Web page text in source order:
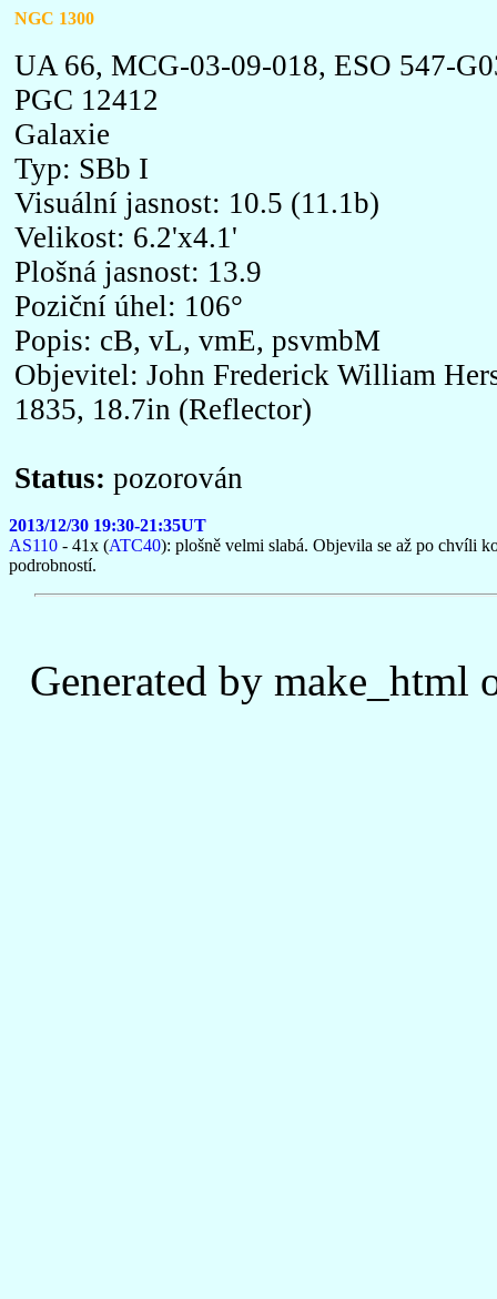
NGC 1300
UA 66, MCG-03-09-018, ESO 547-
PGC 12412
Galaxie
Typ: SBb I
Visuální jasnost: 10.5 (11.1b)
Velikost: 6.2'x4.1'
Plošná jasnost: 13.9
Poziční úhel: 106°
Popis: cB, vL, vmE, psvmbM
Objevitel: John Frederick William
1835, 18.7in (Reflector)
Status: pozorován
2013/12/30 19:30-21:35UT
AS110 - 41x (ATC40): plošně velmi slabá. Objevila se až po chvíli
podrobností.
Generated by make_html